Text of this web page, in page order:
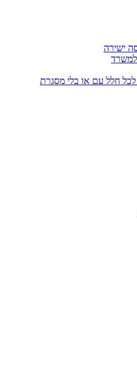
ישירה
חלל עם או בלי מסגרת